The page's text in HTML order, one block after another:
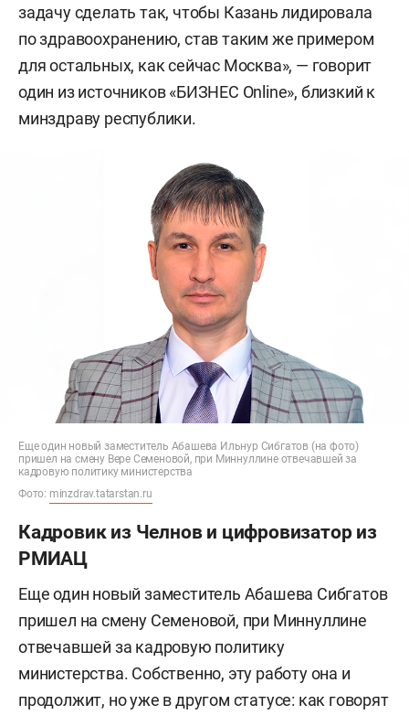
задачу сделать так, чтобы Казань лидировала
по здравоохранению, став таким же примером
для остальных, как сейчас Москва», — говорит
один из источников «БИЗНЕС Online», близкий к
минздраву республики.
Еще один новый заместитель Абашева Ильнур Сибгатов (на фото)
пришел на смену Вере Семеновой, при Миннуллине отвечавшей за
кадровую политику министерства
Фото: minzdrav.tatarstan.ru
Кадровик из Челнов и цифровизатор из
РМИАЦ
Еще один новый заместитель Абашева Сибгатов
пришел на смену Семеновой, при Миннуллине
отвечавшей за кадровую политику
министерства. Собственно, эту работу она и
продолжит, но уже в другом статусе: как говорят